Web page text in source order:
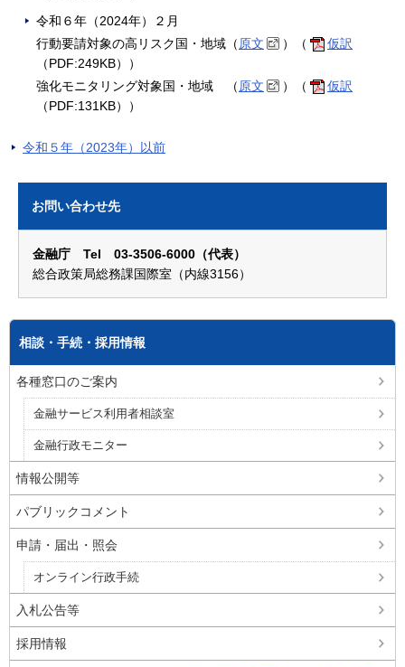
令和６年（2024年）２月
行動要請対象の高リスク国・地域（ 原文 ）（
仮訳
（PDF:249KB））
強化モニタリング対象国・地域 （ 原文 ）（
仮訳
（PDF:131KB））
令和５年（2023年）以前
お問い合わせ先
金融庁 Tel 03-3506-6000（代表）
総合政策局総務課国際室（内線3156）
相談・手続・採用情報
各種窓口のご案内
金融サービス利用者相談室
金融行政モニター
情報公開等
パブリックコメント
申請・届出・照会
オンライン行政手続
入札公告等
採用情報